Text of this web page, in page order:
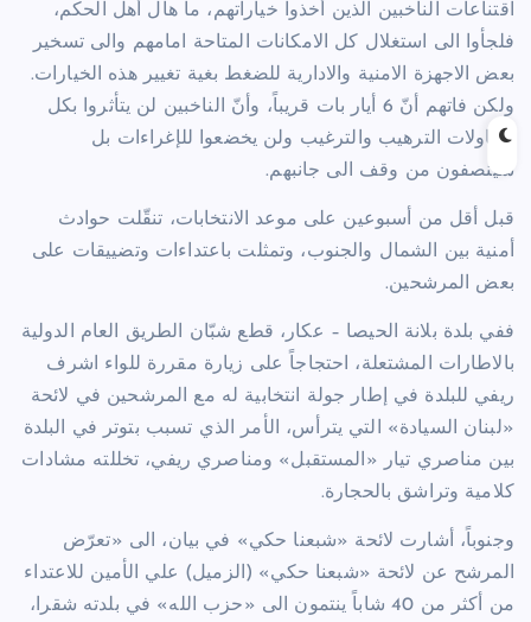
اقتناعات الناخبين الذين أخذوا خياراتهم، ما هال أهل الحكم،
فلجأوا الى استغلال كل الامكانات المتاحة امامهم والى تسخير
بعض الاجهزة الامنية والادارية للضغط بغية تغيير هذه الخيارات.
ولكن فاتهم أنّ 6 أيار بات قريباً، وأنّ الناخبين لن يتأثروا بكل
محاولات الترهيب والترغيب ولن يخضعوا للإغراءات بل
سينصفون من وقف الى جانبهم.
قبل أقل من أسبوعين على موعد الانتخابات، تنقّلت حوادث
أمنية بين الشمال والجنوب، وتمثلت باعتداءات وتضييقات على
بعض المرشحين.
ففي بلدة بلانة الحيصا – عكار، قطع شبّان الطريق العام الدولية
بالاطارات المشتعلة، احتجاجاً على زيارة مقررة للواء اشرف
ريفي للبلدة في إطار جولة انتخابية له مع المرشحين في لائحة
«لبنان السيادة» التي يترأس، الأمر الذي تسبب بتوتر في البلدة
بين مناصري تيار «المستقبل» ومناصري ريفي، تخللته مشادات
كلامية وتراشق بالحجارة.
وجنوباً، أشارت لائحة «شبعنا حكي» في بيان، الى «تعرّض
المرشح عن لائحة «شبعنا حكي» (الزميل) علي الأمين للاعتداء
من أكثر من 40 شاباً ينتمون الى «حزب الله» في بلدته شقرا،